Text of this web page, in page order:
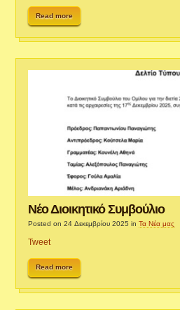
Read more
Νέο Διοικητικό Συμβούλιο
Posted on 24 Δεκεμβρίου 2025 in Τα Νέα μας
Tweet
Read more